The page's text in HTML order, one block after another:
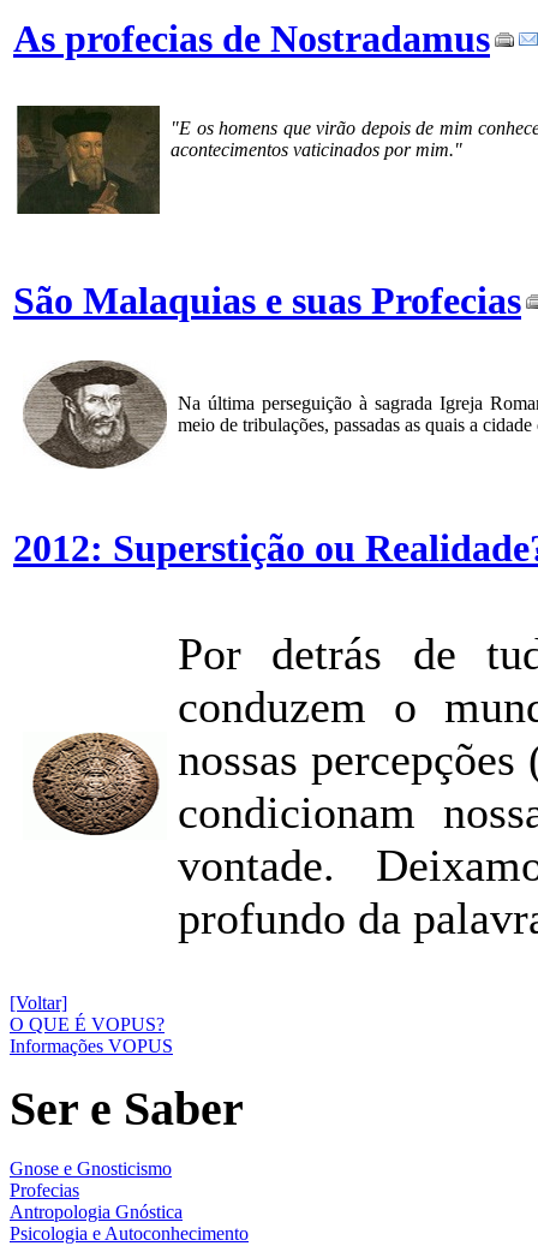
As profecias de Nostradamus
"E os homens que virão depois de mim
acontecimentos vaticinados por mim."
São Malaquias e suas Profecias
Na última perseguição à sagrada Igreja
meio de tribulações, passadas as quais a
2012: Superstição ou
Por detrás de
conduzem o
nossas
condicionam
vontade.
profundo da
[Voltar]
O QUE É VOPUS?
Informações VOPUS
Ser e Saber
Gnose e Gnosticismo
Profecias
Antropologia Gnóstica
Psicologia e Autoconhecimento